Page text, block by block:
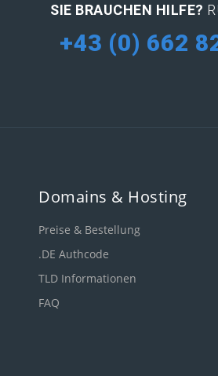
SIE BRAUCHEN HILFE?
+43 (0) 662
Domains & Hosting
Preise & Bestellung
.DE Authcode
TLD Informationen
FAQ